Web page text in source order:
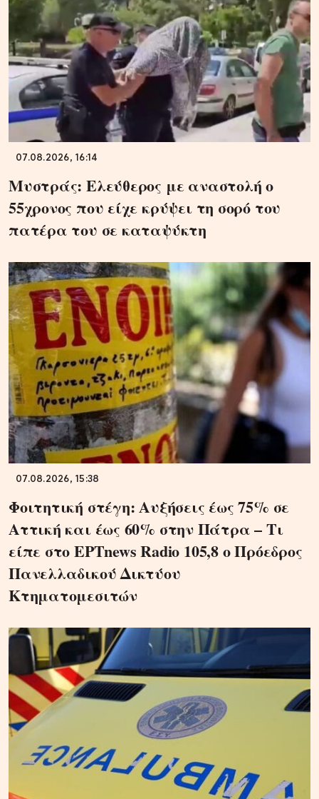
07.08.2026, 16:14
Μυστράς: Ελεύθερος με αναστολή ο
55χρονος που είχε κρύψει τη σορό του
πατέρα του σε καταψύκτη
07.08.2026, 15:38
Φοιτητική στέγη: Αυξήσεις έως 75% σε
Αττική και έως 60% στην Πάτρα – Τι
είπε στο ΕΡΤnews Radio 105,8 ο Πρόεδρος
Πανελλαδικού Δικτύου
Κτηματομεσιτών